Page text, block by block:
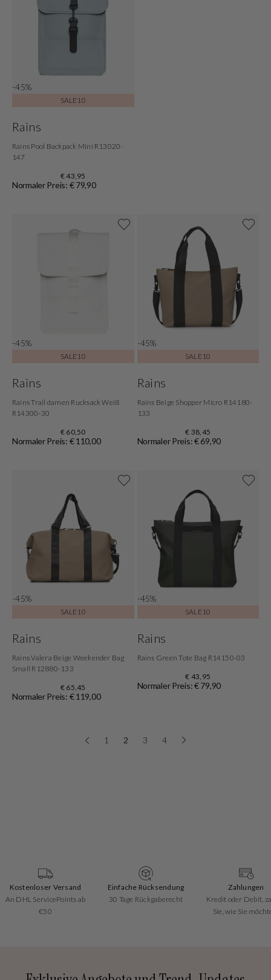
-45%
SALE10
Rains
Rains Pool Backpack Mini R13020-
147
€ 43,95
Normaler Preis: € 79,90
-45%
SALE10
Rains
Rains Trail damen Rucksack Weiß
R14300-30
€ 60,50
Normaler Preis: € 110,00
-45%
SALE10
Rains
Rains Beige Shopper Micro R14180-
133
€ 38,45
Normaler Preis: € 69,90
-45%
SALE10
Rains
Rains Valera Beige Weekender Bag
Small R12880-133
€ 65,45
Normaler Preis: € 119,00
-45%
SALE10
Rains
Rains Green Tote Bag R14150-03
€ 43,95
Normaler Preis: € 79,90
1 2 3 4
Einfache Rücksendung
30 Tage Rückgaberecht
Zahlungen
Kredit oder Debit, zahlen
Tolle
Basierend auf
Bewertungen